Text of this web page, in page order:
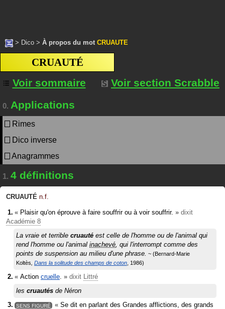
> Dico > À propos du mot CRUAUTE
CRUAUTÉ
Voir sommaire
Voir section Scrabble
0. Applications
Rimes
Dico inverse
Anagrammes
1. 4 définitions
CRUAUTÉ n.f.
« Plaisir qu'on éprouve à faire souffrir ou à voir souffrir. » dixit
Académie 8
La vraie et terrible cruauté est celle de l'homme ou de l'animal qui
rend l'homme ou l'animal inachevé, qui l'interrompt comme des
points de suspension au milieu d'une phrase.
Bernard-Marie
Koltès Dans la solitude des champs de coton 1986
« Action cruelle. » dixit Littré
les cruautés de Néron
SENS FIGURÉ « Se dit en parlant des Grandes afflictions, des grands